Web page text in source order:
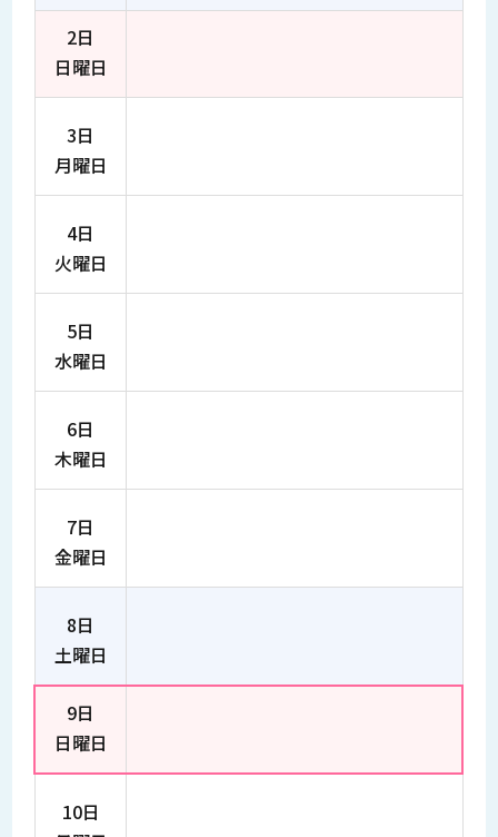
2日
日曜日
3日
月曜日
4日
火曜日
5日
水曜日
6日
木曜日
7日
金曜日
8日
土曜日
9日
日曜日
10日